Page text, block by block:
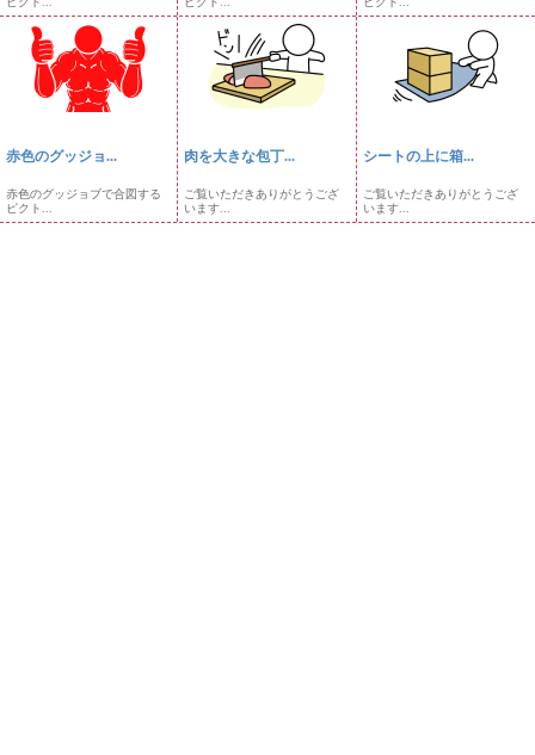
赤色のグッジョ...
赤色のグッジョブで合図する
ピクト...
肉を大きな包丁...
ご覧いただきありがとうござ
います...
シートの上に箱...
ご覧いただきありがとうござ
います...